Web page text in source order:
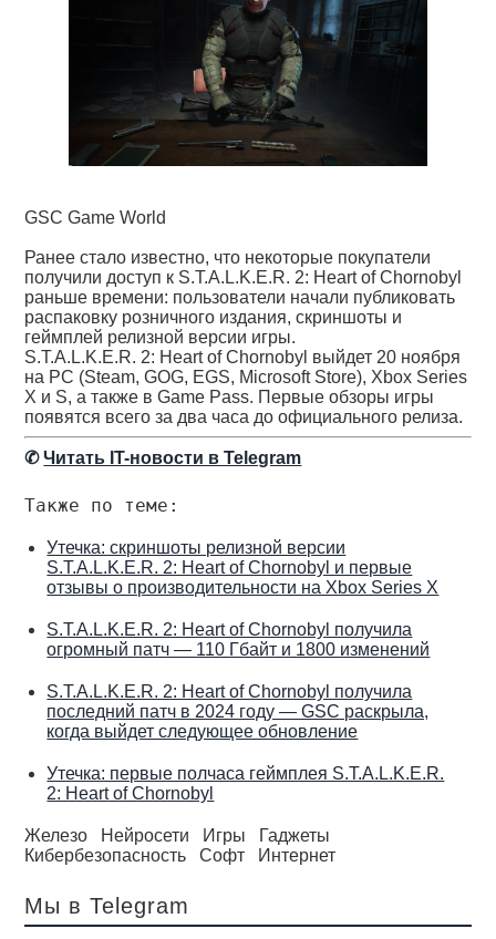
GSC Game World
Ранее стало известно, что некоторые покупатели
получили доступ к S.T.A.L.K.E.R. 2: Heart of Chornobyl
раньше времени: пользователи начали публиковать
распаковку розничного издания, скриншоты и
геймплей релизной версии игры.
S.T.A.L.K.E.R. 2: Heart of Chornobyl выйдет 20 ноября
на PC (Steam, GOG, EGS, Microsoft Store), Xbox Series
X и S, а также в Game Pass. Первые обзоры игры
появятся всего за два часа до официального релиза.
✆Читать IT-новости в Telegram
Также по теме:
Утечка: скриншоты релизной версии
S.T.A.L.K.E.R. 2: Heart of Chornobyl и первые
отзывы о производительности на Xbox Series X
S.T.A.L.K.E.R. 2: Heart of Chornobyl получила
огромный патч — 110 Гбайт и 1800 изменений
S.T.A.L.K.E.R. 2: Heart of Chornobyl получила
последний патч в 2024 году — GSC раскрыла,
когда выйдет следующее обновление
Утечка: первые полчаса геймплея S.T.A.L.K.E.R.
2: Heart of Chornobyl
Железо Нейросети Игры
Гаджеты
Кибербезопасность
Софт Интернет
Мы в Telegram